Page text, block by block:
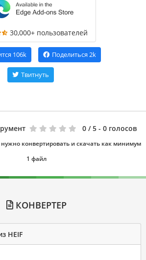
30,000+ пользователей
106k Поделиться 2k
Твитнуть
0 / 5 - 0 голосов
конвертировать и скачать как минимум
1 файл
КОНВЕРТЕР
HEIF